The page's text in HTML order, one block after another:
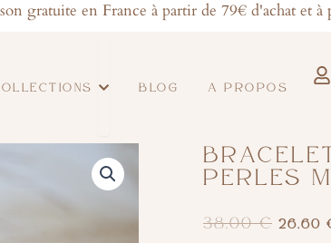
gratuite en France à partir de 79€ d'achat et à
BLOG A PROPOS
PERLES
38,00€ LE
26,60